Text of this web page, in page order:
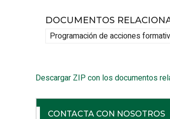
DOCUMENTOS
Programación de acciones
Descargar ZIP con los documentos
CONTACTA CON NOSOTROS